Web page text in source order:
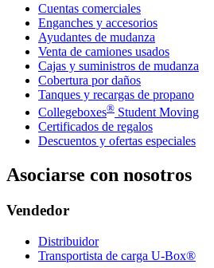
Cuentas comerciales
Enganches y accesorios
Ayudantes de mudanza
Venta de camiones usados
Cajas y suministros de mudanza
Cobertura por daños
Tanques y recargas de propano
Collegeboxes® Student Moving
Certificados de regalos
Descuentos y ofertas especiales
Asociarse con nosotros
Vendedor
Distribuidor
Transportista de carga U-Box®